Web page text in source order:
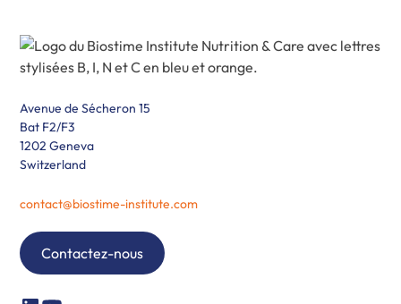
Avenue de Sécheron 15
Bat F2/F3
1202 Geneva
Switzerland
contact@biostime-institute.com
Contactez-nous